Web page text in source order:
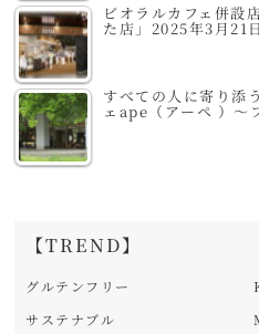
ビオラルカフェ併設
た店」2025年3月21
すべての人に寄り添
ェape（アーペ ）～
【TREND】
グルテンフリー
サステナブル